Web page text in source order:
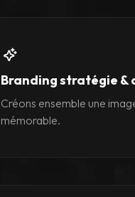
Branding stratégie &
Créons ensemble une
mémorable.